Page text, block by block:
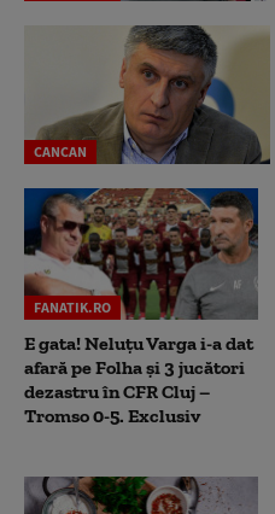
CANCAN
FANATIK.RO
E gata! Neluțu Varga i-a dat
afară pe Folha și 3 jucători
dezastru în CFR Cluj –
Tromso 0-5. Exclusiv